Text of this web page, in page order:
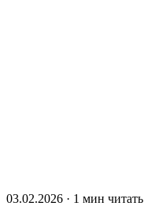
03.02.2026 · 1 мин читать